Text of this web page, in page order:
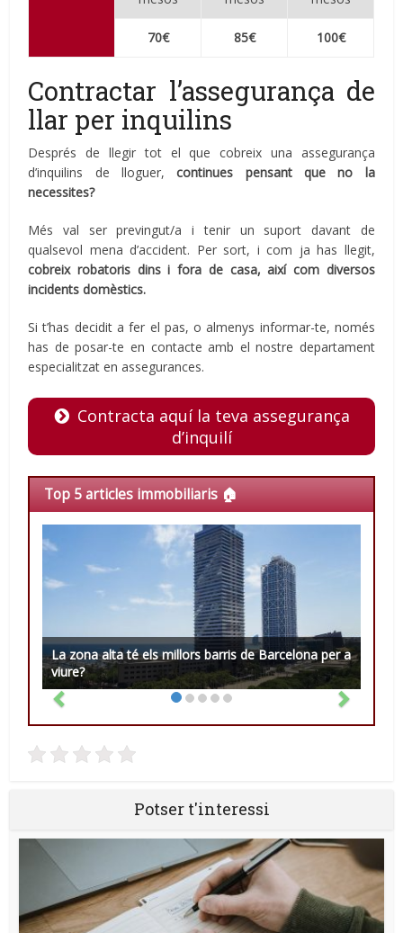
70€ 85€ 100€
Contractar l’assegurança de
llar per inquilins
Després de llegir tot el que cobreix una assegurança
d’inquilins de lloguer,continues pensant que no la
necessites?
Més val ser previngut/a i tenir un suport davant de
qualsevol mena d’accident. Per sort, i com ja has llegit,
cobreix robatoris dins i fora de casa, així com diversos
incidents domèstics.
Si t’has decidit a fer el pas, o almenys informar-te, només
has de posar-te en contacte amb el nostre departament
especialitzat en assegurances.
Contracta aquí la teva assegurança
d’inquilí
Top 5 articles immobiliaris 🏠
La zona alta té els millors barris de Barcelona per a
viure?
Potser t'interessi